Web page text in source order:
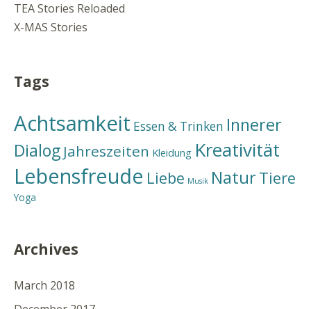
TEA Stories Reloaded
X-MAS Stories
Tags
Achtsamkeit Essen & Trinken Innerer
Dialog Jahreszeiten Kleidung Kreativität
Lebensfreude Liebe Musik NaturTiere
Yoga
Archives
March 2018